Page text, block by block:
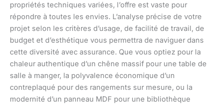
propriétés techniques variées, l’offre est vaste pour
répondre à toutes les envies. L’analyse précise de votre
projet selon les critères d’usage, de facilité de travail, de
budget et d’esthétique vous permettra de naviguer dans
cette diversité avec assurance. Que vous optiez pour la
chaleur authentique d’un chêne massif pour une table de
salle à manger, la polyvalence économique d’un
contreplaqué pour des rangements sur mesure, ou la
modernité d’un panneau MDF pour une bibliothèque